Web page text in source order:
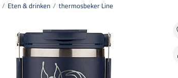
Eten & drinken thermosbeker Line